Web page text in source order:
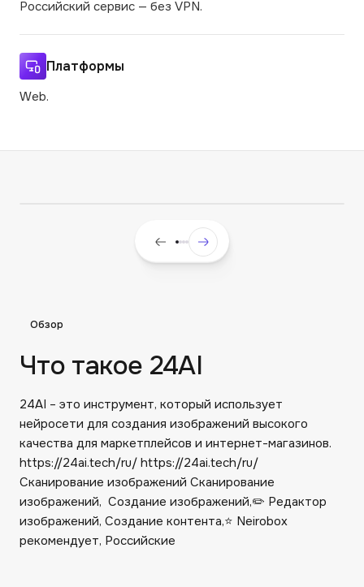
Российский сервис — без VPN.
Платформы
Web.
Обзор
Что такое 24AI
24AI – это инструмент, который использует
нейросети для создания изображений высокого
качества для маркетплейсов и интернет-магазинов.
https://24ai.tech/ru/ https://24ai.tech/ru/
Сканирование изображений Сканирование
изображений, ️ Создание изображений,✏️ Редактор
изображений, Создание контента,⭐️ Neirobox
рекомендует, Российские